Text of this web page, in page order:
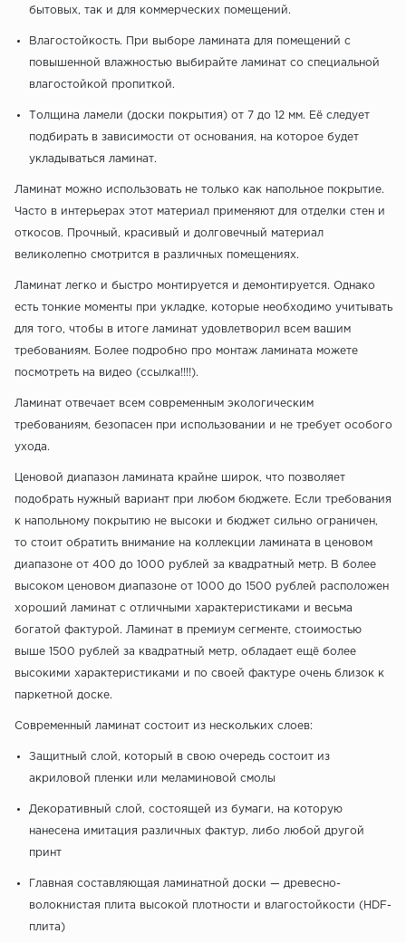
бытовых, так и для коммерческих помещений.
Влагостойкость. При выборе ламината для помещений с
повышенной влажностью выбирайте ламинат со специальной
влагостойкой пропиткой.
Толщина ламели (доски покрытия) от 7 до 12 мм. Её следует
подбирать в зависимости от основания, на которое будет
укладываться ламинат.
Ламинат можно использовать не только как напольное покрытие.
Часто в интерьерах этот материал применяют для отделки стен и
откосов. Прочный, красивый и долговечный материал
великолепно смотрится в различных помещениях.
Ламинат легко и быстро монтируется и демонтируется. Однако
есть тонкие моменты при укладке, которые необходимо учитывать
для того, чтобы в итоге ламинат удовлетворил всем вашим
требованиям. Более подробно про монтаж ламината можете
посмотреть на видео (ссылка!!!!).
Ламинат отвечает всем современным экологическим
требованиям, безопасен при использовании и не требует особого
ухода.
Ценовой диапазон ламината крайне широк, что позволяет
подобрать нужный вариант при любом бюджете. Если требования
к напольному покрытию не высоки и бюджет сильно ограничен,
то стоит обратить внимание на коллекции ламината в ценовом
диапазоне от 400 до 1000 рублей за квадратный метр. В более
высоком ценовом диапазоне от 1000 до 1500 рублей расположен
хороший ламинат с отличными характеристиками и весьма
богатой фактурой. Ламинат в премиум сегменте, стоимостью
выше 1500 рублей за квадратный метр, обладает ещё более
высокими характеристиками и по своей фактуре очень близок к
паркетной доске.
Современный ламинат состоит из нескольких слоев:
Защитный слой, который в свою очередь состоит из
акриловой пленки или меламиновой смолы
Декоративный слой, состоящей из бумаги, на которую
нанесена имитация различных фактур, либо любой другой
принт
Главная составляющая ламинатной доски — древесно-
волокнистая плита высокой плотности и влагостойкости (HDF-
плита)